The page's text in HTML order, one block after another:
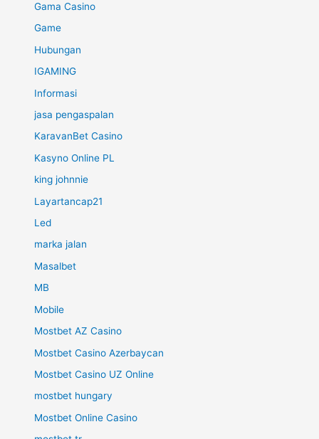
Gama Casino
Game
Hubungan
IGAMING
Informasi
jasa pengaspalan
KaravanBet Casino
Kasyno Online PL
king johnnie
Layartancap21
Led
marka jalan
Masalbet
MB
Mobile
Mostbet AZ Casino
Mostbet Casino Azerbaycan
Mostbet Casino UZ Online
mostbet hungary
Mostbet Online Casino